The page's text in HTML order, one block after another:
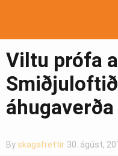
Pistlar
Viltu prófa
By skagafrettir 30. ágúst,